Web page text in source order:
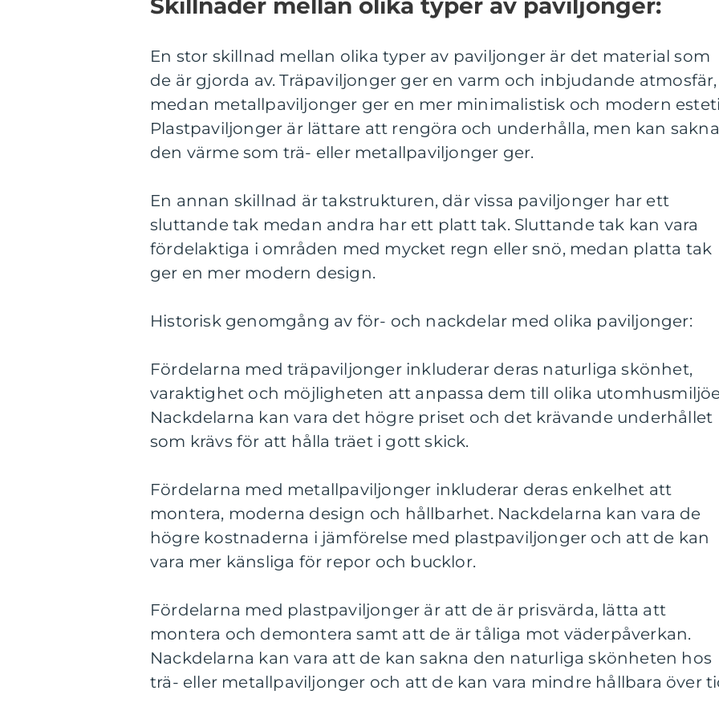
Skillnader mellan olika typer av paviljonger:
En stor skillnad mellan olika typer av paviljonger är det material som
de är gjorda av. Träpaviljonger ger en varm och inbjudande atmosfär,
medan metallpaviljonger ger en mer minimalistisk och modern
Plastpaviljonger är lättare att rengöra och underhålla, men kan sakna
den värme som trä- eller metallpaviljonger ger.
En annan skillnad är takstrukturen, där vissa paviljonger har ett
sluttande tak medan andra har ett platt tak. Sluttande tak kan vara
fördelaktiga i områden med mycket regn eller snö, medan platta tak
ger en mer modern design.
Historisk genomgång av för- och nackdelar med olika paviljonger:
Fördelarna med träpaviljonger inkluderar deras naturliga skönhet,
varaktighet och möjligheten att anpassa dem till olika
Nackdelarna kan vara det högre priset och det krävande underhållet
som krävs för att hålla träet i gott skick.
Fördelarna med metallpaviljonger inkluderar deras enkelhet att
montera, moderna design och hållbarhet. Nackdelarna kan vara de
högre kostnaderna i jämförelse med plastpaviljonger och att de kan
vara mer känsliga för repor och bucklor.
Fördelarna med plastpaviljonger är att de är prisvärda, lätta att
montera och demontera samt att de är tåliga mot väderpåverkan.
Nackdelarna kan vara att de kan sakna den naturliga skönheten hos
trä- eller metallpaviljonger och att de kan vara mindre hållbara över